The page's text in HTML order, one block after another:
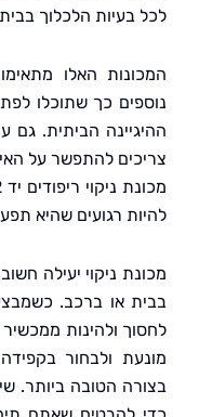
הלכלוך בבית
האלו מתאימות
כך שתוכלו לפתור
הביתית. גם עם
להתפשר על האיכות או
מכונת ניקוי
רגועים שהיא תפעל היטב
ניקוי יעילה חשובה
ולהינות ממכשיר איכותי
ולבחור בקפידה את
הטובה ביותר. שירותי